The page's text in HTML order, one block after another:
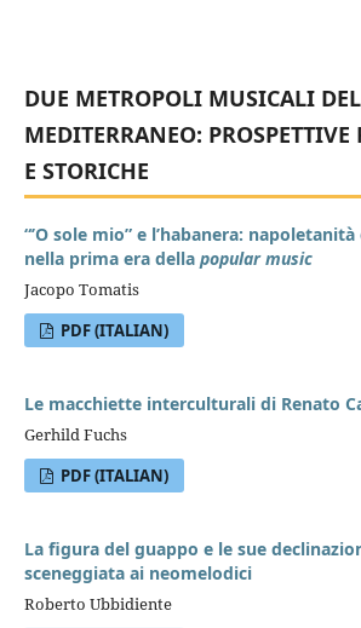
DUE METROPOLI MUSICALI DEL
MEDITERRANEO:
E STORICHE
“’O sole mio” e l’habanera:
nella prima era della popular music
Jacopo Tomatis
PDF (ITALIAN)
Le macchiette interculturali di Renato
Gerhild Fuchs
PDF (ITALIAN)
La figura del guappo e le sue
sceneggiata ai neomelodici
Roberto Ubbidiente